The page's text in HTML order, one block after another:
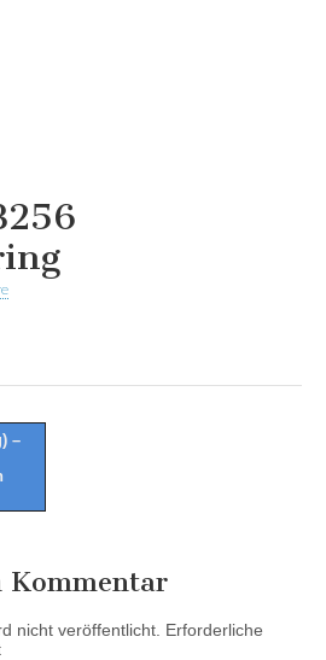
–
Kommentar
nicht veröffentlicht. Erforderliche